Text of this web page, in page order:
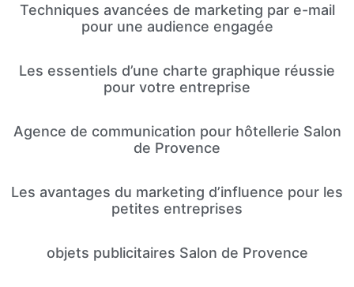
Techniques avancées de marketing par e-mail
pour une audience engagée
Les essentiels d’une charte graphique réussie
pour votre entreprise
Agence de communication pour hôtellerie Salon
de Provence
Les avantages du marketing d’influence pour les
petites entreprises
objets publicitaires Salon de Provence